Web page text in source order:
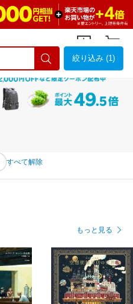
絞り込み (1)
すべて解除
もっと見る